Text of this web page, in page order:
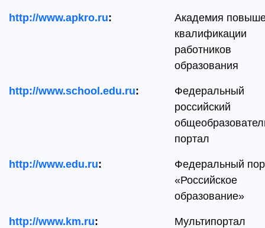
http://www.apkro.ru:
Академия
квалификации
работников
образования
http://www.school.edu.ru:
Федеральный
российский
портал
http://www.edu.ru:
Федеральный
«Российское
образование»
http://www.km.ru:
Мультипортал